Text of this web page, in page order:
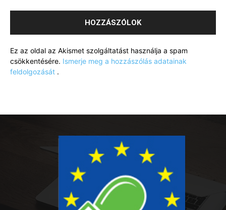
Ez az oldal az Akismet szolgáltatást használja a spam
csökkentésére. Ismerje meg a hozzászólás adatainak
feldolgozását .